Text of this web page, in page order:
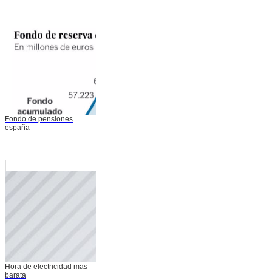
Fondo de pensiones
españa
Hora de electricidad mas
barata